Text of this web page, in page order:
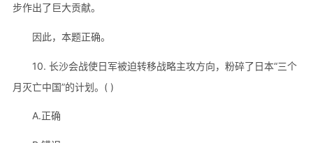
步作出了巨大贡献。
因此，本题正确。
10. 长沙会战使日军被迫转移战略主攻方向，粉碎了日本“三个
月灭亡中国”的计划。( )
A.正确